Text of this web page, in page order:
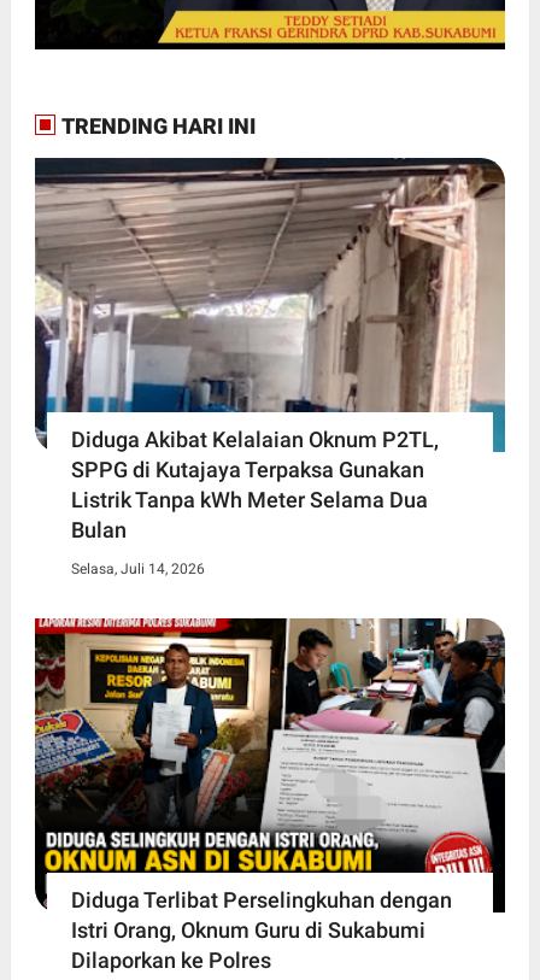
TRENDING HARI INI
Diduga Akibat Kelalaian Oknum P2TL,
SPPG di Kutajaya Terpaksa Gunakan
Listrik Tanpa kWh Meter Selama Dua
Bulan
Selasa, Juli 14, 2026
Diduga Terlibat Perselingkuhan dengan
Istri Orang, Oknum Guru di Sukabumi
Dilaporkan ke Polres